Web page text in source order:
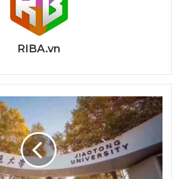
RIBA.vn